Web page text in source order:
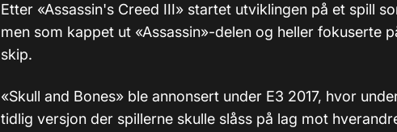
Etter «Assassin's Creed III» startet utviklingen på et spill
men som kappet ut «Assassin»-delen og heller fokuserte
skip.​
«Skull and Bones» ble annonsert under E3 2017, hvor
tidlig versjon der spillerne skulle slåss på lag mot